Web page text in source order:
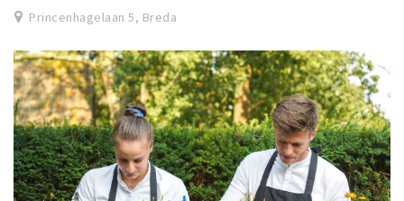
Princenhagelaan 5, Breda